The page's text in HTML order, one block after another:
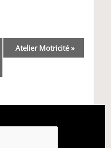
Atelier Motricité»